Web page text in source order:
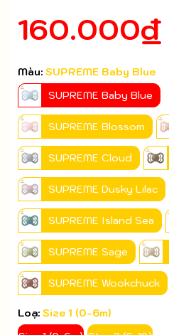
160.000₫
Màu: SUPREME Baby Blue
SUPREME Baby Blue
SUPREME Blossom
SUPREME Cloud
SUPREME Dusky Lilac
SUPREME Island Sea
SUPREME Sage
SUPREME Wookchuck
Loạ: Size 1 (0-6m)
Ngày hết hạn: